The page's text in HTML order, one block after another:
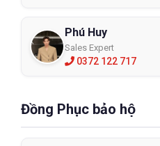
Phú Huy
Sales Expert
0372 122 717
Đồng Phục bảo hộ